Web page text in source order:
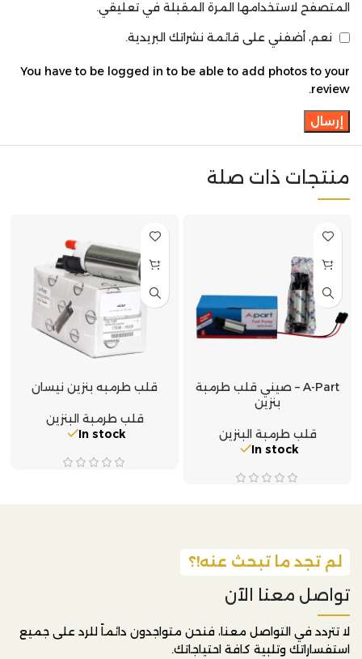
المتصفح لاستخدامها المرة المقبلة في تعليقي.
نعم، أضفني على قائمة نشراتك البريدية.
You have to be logged in to be able to add photos to your
review.
منتجات ذات صلة
A-Part – صيني قلب طرمبة
بنزين
قلب طرمبة البنزين
In stock
قلب طرمبه بنزين نيسان
قلب طرمبة البنزين
In stock
لم تجد ما تبحث عنه!؟
تواصل معنا الآن
لا تتردد في التواصل معنا، فنحن متواجدون دائماً للرد على جميع
استفساراتك وتلبية كافة احتياجاتك.